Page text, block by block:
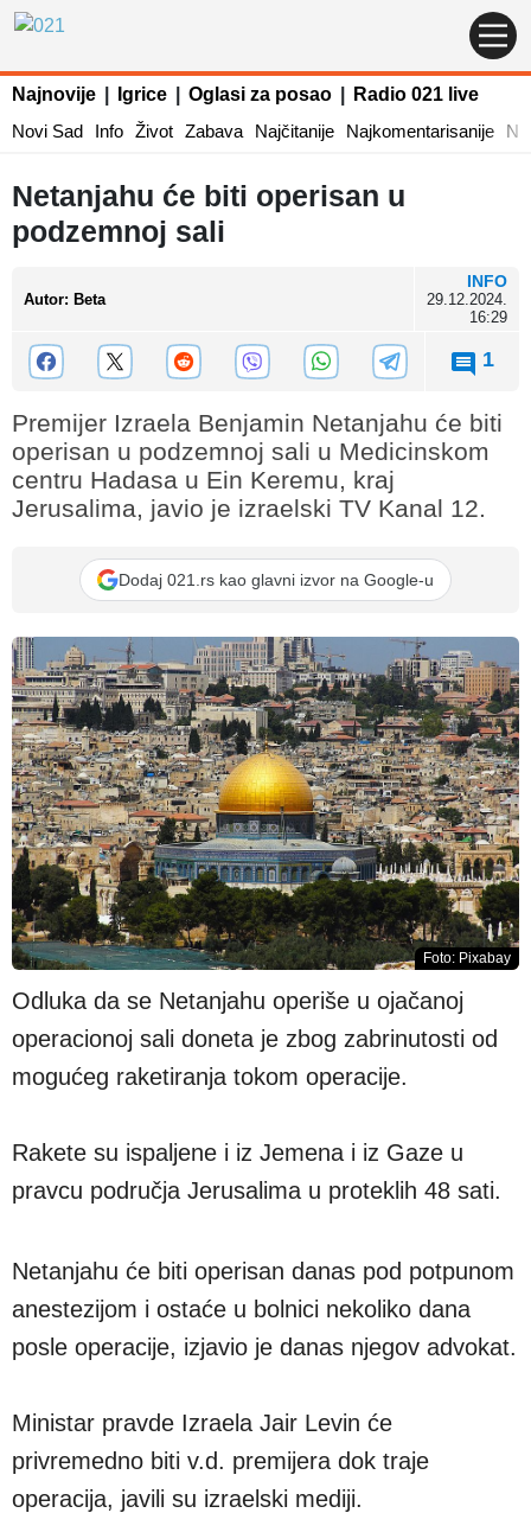
Najnovije Igrice Oglasi za posao
Radio 021 live
Novi Sad
Info Život Zabava Najčitanije Najkomentarisanije
Netanjahu će biti operisan u
podzemnoj sali
Autor: Beta
INFO
29.12.2024.
16:29
1
Premijer Izraela Benjamin Netanjahu će biti
operisan u podzemnoj sali u Medicinskom
centru Hadasa u Ein Keremu, kraj
Jerusalima, javio je izraelski TV Kanal 12.
Dodaj 021.rs kao glavni izvor na Google-u
Foto: Pixabay
Odluka da se Netanjahu operiše u ojačanoj
operacionoj sali doneta je zbog zabrinutosti od
mogućeg raketiranja tokom operacije.
Rakete su ispaljene i iz Jemena i iz Gaze u
pravcu područja Jerusalima u proteklih 48 sati.
Netanjahu će biti operisan danas pod potpunom
anestezijom i ostaće u bolnici nekoliko dana
posle operacije, izjavio je danas njegov advokat.
Ministar pravde Izraela Jair Levin će
privremedno biti v.d. premijera dok traje
operacija, javili su izraelski mediji.